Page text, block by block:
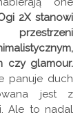
2X stanowi
czy glamour.
panuje duch
jest z
Ale to nadal